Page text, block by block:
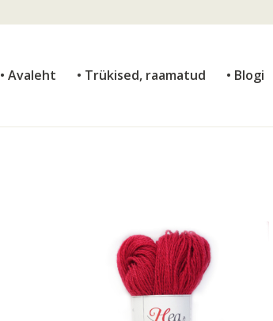
• Avaleht • Trükised, raamatud • Blogi